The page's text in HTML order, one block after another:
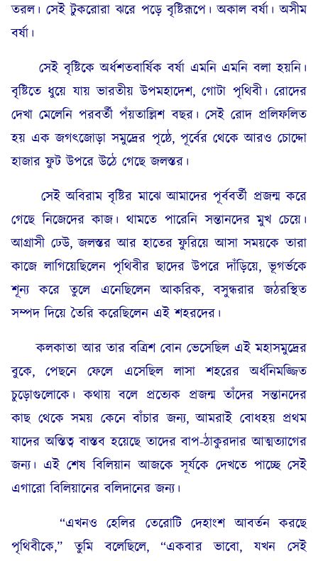
তরল। সেই টুকরোরা ঝরে পড়ে বৃষ্টিরূপে। অকাল বর্ষা। অসীম
বর্ষা।
সেই বৃষ্টিকে অর্ধশতবার্ষিক বর্ষা এমনি এমনি বলা হয়নি।
বৃষ্টিতে ধুয়ে যায় ভারতীয় উপমহাদেশ, গোটা পৃথিবী। রোদের
দেখা মেলেনি পরবর্তী পঁয়তাল্লিশ বছর। সেই রোদ প্রলিফলিত
হয় এক জগৎজোড়া সমুদ্রের পৃষ্ঠে, পূর্বের থেকে আরও চোদ্দো
হাজার ফুট উপরে উঠে গেছে জলস্তর।
সেই অবিরাম বৃষ্টির মাঝে আমাদের পূর্ববর্তী প্রজন্ম করে
গেছে নিজেদের কাজ। থামতে পারেনি সন্তানদের মুখ চেয়ে।
আগ্রাসী ঢেউ, জলস্তর আর হাতের ফুরিয়ে আসা সময়কে তারা
কাজে লাগিয়েছিলেন পৃথিবীর ছাদের উপরে দাঁড়িয়ে, ভূগর্ভকে
শূন্য করে তুলে এনেছিলেন আকরিক, বসুন্ধরার জঠরস্থিত
সম্পদ দিয়ে তৈরি করেছিলেন এই শহরদের।
কলকাতা আর তার বত্রিশ বোন ভেসেছিল এই মহাসমুদ্রের
বুকে, পেছনে ফেলে এসেছিল লাসা শহরের অর্ধনিমজ্জিত
চুড়োগুলোকে। কথায় বলে প্রত্যেক প্রজন্ম তাঁদের সন্তানদের
কাছ থেকে সময় কেনে বাঁচার জন্য, আমরাই বোধহয় প্রথম
যাদের অস্তিত্ব বাস্তব হয়েছে তাদের বাপ-ঠাকুরদার আত্মত্যাগের
জন্য। এই শেষ বিলিয়ান আজকে সূর্যকে দেখতে পাচ্ছে সেই
এগারো বিলিয়ানের বলিদানের জন্য।
“এখনও হেলির তেরোটি দেহাংশ আবর্তন করছে
পৃথিবীকে,” তুমি বলেছিলে, “একবার ভাবো, যখন সেই